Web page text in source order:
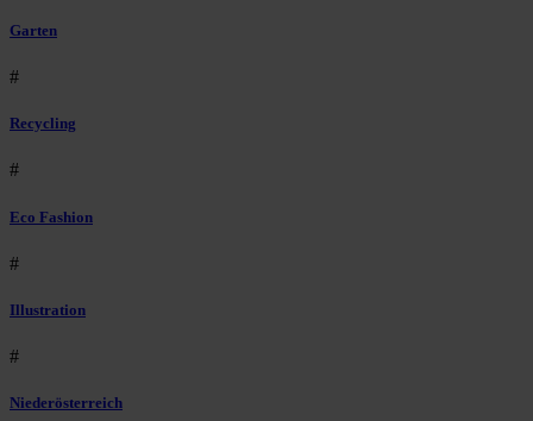
Garten
#
Recycling
#
Eco Fashion
#
Illustration
#
Niederösterreich